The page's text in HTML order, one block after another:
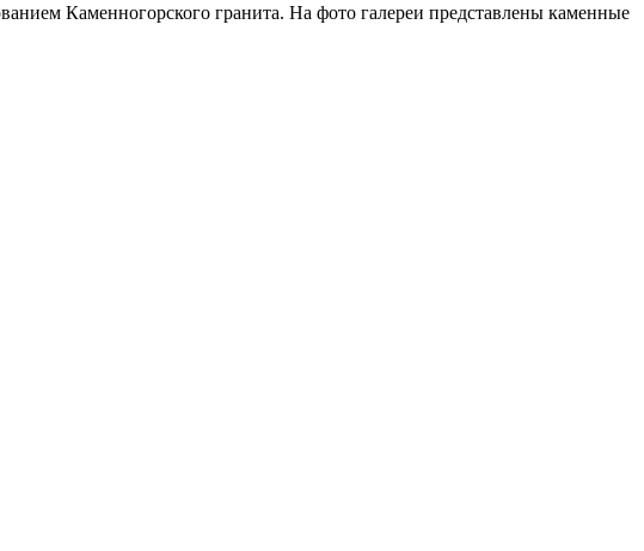
Каменногорского гранита. На фото галереи представлены каменные